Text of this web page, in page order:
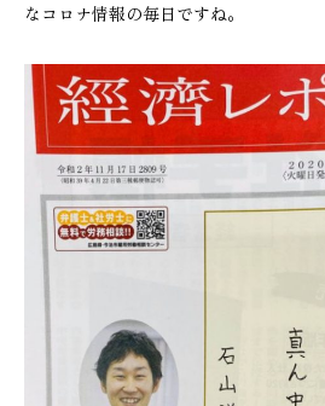
なコロナ情報の毎日ですね。